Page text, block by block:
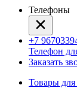
Телефоны
+7
Телефон
Заказать
Товары для